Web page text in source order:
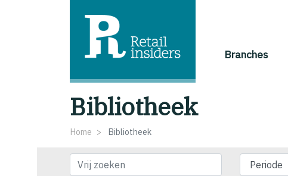
Branches
Bibliotheek
Home Bibliotheek
Vrij zoeken